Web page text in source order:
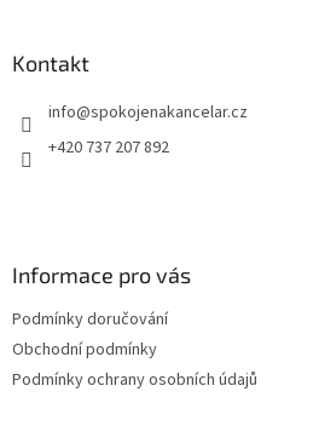
Kontakt
info@spokojenakancelar.cz
+420 737 207 892
Informace pro vás
Podmínky doručování
Obchodní podmínky
Podmínky ochrany osobních údajů